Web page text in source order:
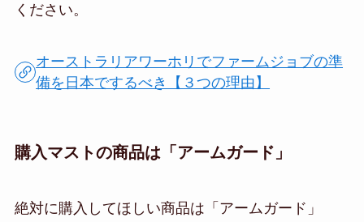
ください。
オーストラリアワーホリでファームジョブの準
備を日本でするべき【３つの理由】
購入マストの商品は「アームガード」
絶対に購入してほしい商品は「アームガード」